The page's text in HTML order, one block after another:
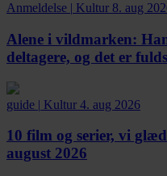
Anmeldelse | Kultur 8. aug
Alene i vildmarken:
deltagere, og det er
guide | Kultur 4. aug 2026
10 film og serier, vi
august 2026